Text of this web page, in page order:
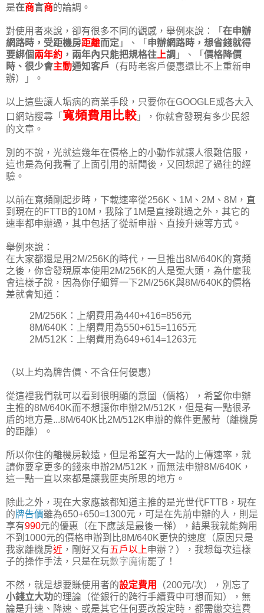
是在商言商的論調。
對使用者來說，卻有很多不同的觀感，舉例來說：「 在申辦
網路時，受距機房距離而定 」、「 申辦網路時，想省錢就得
要綁個兩年約 ，兩年內只能把規格往上調 」、「 價格降價
時、很少會主動通知客戶
（有時老客戶優惠還比不上重新申
辦）」。
以上這些讓人垢病的商業手段，只要你在GOOGLE或各大入
口網站搜尋「 寬頻費用比較 」，你就會發現有多少民怨
的文章。
別的不說，光就這幾年在價格上的小動作就讓人很難信服，
這也是為何我看了上面引用的新聞後，又回想起了過往的經
驗。
以前在寬頻剛起步時，下載速率從256K、1M、2M、8M，直
到現在的FTTB的10M，我除了1M是直接跳過之外，其它的
速率都申辦過，其中包括了從新申辦、直接升速等方式。
舉例來說：
在大家都還是用2M/256K的時代，一旦推出8M/640K的寬頻
之後，你會發現原本使用2M/256K的人是冤大頭，為什麼我
會這樣子說，因為你仔細算一下2M/256K與8M/640K的價格
差就會知道：
2M/256K：上網費用為440+416=856元
8M/640K：上網費用為550+615=1165元
2M/512K：上網費用為649+614=1263元
（以上均為牌告價、不含任何優惠）
從這裡我們就可以看到很明顯的意圖（價格），希望你申辦
主推的8M/640K而不想讓你申辦2M/512K，但是有一點很矛
盾的地方是...8M/640K比2M/512K申辦的條件更嚴苛（離機房
的距離）。
所以你住的離機房較遠，但是希望有大一點的上傳速率，就
請你要拿更多的錢來申辦2M/512K，而無法申辦8M/640K，
這一點一直以來都是讓我匪夷所思的地方。
除此之外，現在大家應該都知道主推的是光世代FTTB，現在
的牌告價雖為650+650=1300元，可是在先前申辦的人，則是
享有990元的優惠（在下應該是最後一梯），結果我就能夠用
不到1000元的價格申辦到比8M/640K更快的速度（原因只是
我家離機房近 ，剛好又有五戶以上申辦？），我想每次這樣
子的操作手法，只是在玩數字魔術罷了！
不然，就是想要賺使用者的設定費用
（200元/次），別忘了
小錢立大功的理論（從銀行的跨行手續費中可想而知），無
論是升速、降速、或是其它任何要改設定時，都需繳交這費